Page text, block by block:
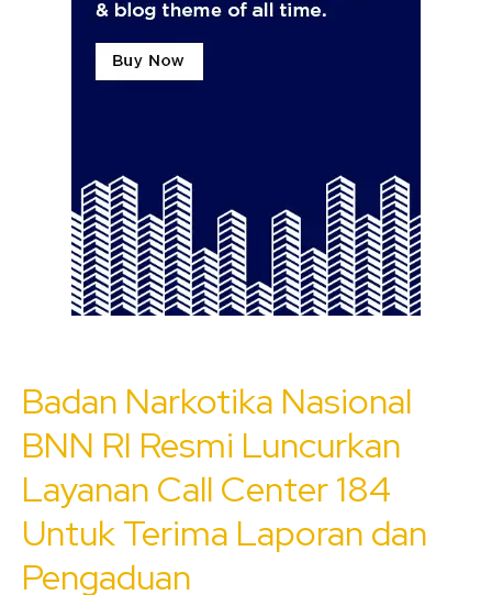
Badan Narkotika Nasional
BNN RI Resmi Luncurkan
Layanan Call Center 184
Untuk Terima Laporan dan
Pengaduan